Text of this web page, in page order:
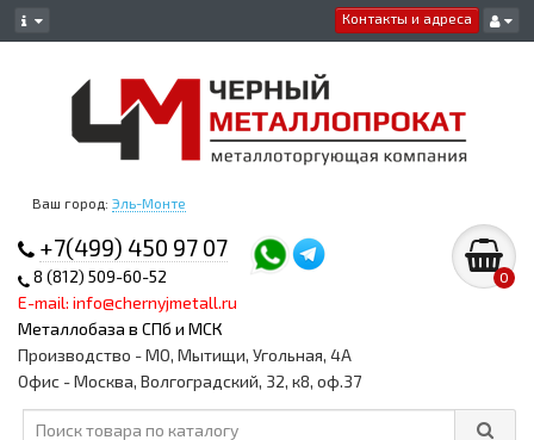
Контакты и адреса
Ваш город: Эль-Монте
+7(499) 450 97 07
8 (812) 509-60-52
E-mail: info@chernyjmetall.ru
Металлобаза в СПб и МСК
0
Производство - МО, Мытищи, Угольная, 4А
Офис - Москва, Волгоградский, 32, к8, оф.37